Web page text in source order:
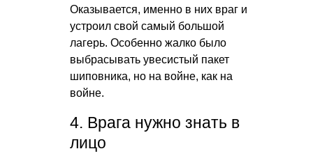
Оказывается, именно в них враг и
устроил свой самый большой
лагерь. Особенно жалко было
выбрасывать увесистый пакет
шиповника, но на войне, как на
войне.
4. Врага нужно знать в
лицо